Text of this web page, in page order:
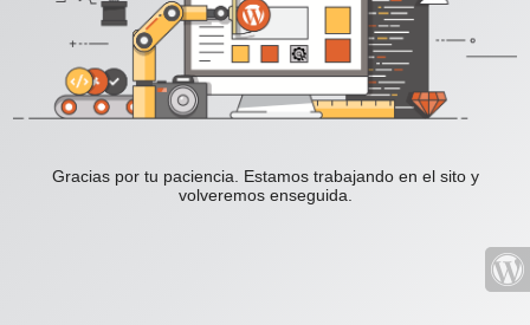
Gracias por tu paciencia. Estamos trabajando en el sito y
volveremos enseguida.